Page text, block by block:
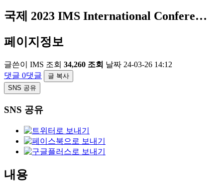
국제
2023 IMS International Confere…
페이지정보
글쓴이 IMS 조회 34,260 조회 날짜 24-03-26 14:12
댓글 0댓글
글 복사
SNS 공유
SNS 공유
내용